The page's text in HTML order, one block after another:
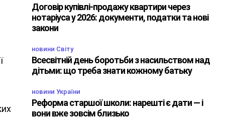
Договір купівлі-продажу квартири через
нотаріуса у 2026: документи, податки та нові
закони
новини Світу
Всесвітній день боротьби з насильством над
дітьми: що треба знати кожному батьку
новини України
Реформа старшої школи: нарешті є дати — і
вони вже зовсім близько